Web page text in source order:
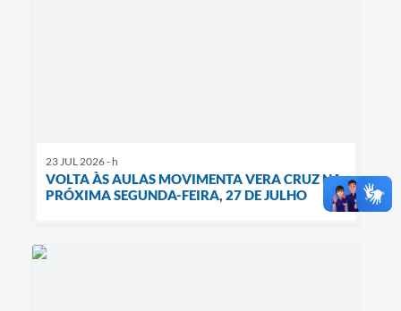
23 JUL 2026 - h
VOLTA ÀS AULAS MOVIMENTA VERA CRUZ NA
PRÓXIMA SEGUNDA-FEIRA, 27 DE JULHO